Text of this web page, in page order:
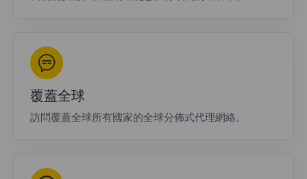
覆蓋全球
訪問覆蓋全球所有國家的全球分佈式代理網絡。